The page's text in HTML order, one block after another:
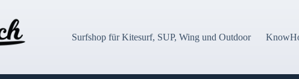
Surfshop für Kitesurf, SUP, Wing und Outdoor